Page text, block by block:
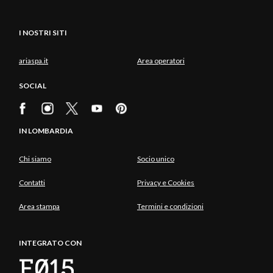
I NOSTRI SITI
ariaspa.it Area operatori
SOCIAL
IN LOMBARDIA
Chi siamo Socio unico
Contatti Privacy e Cookies
Area stampa Termini e condizioni
INTEGRATO CON